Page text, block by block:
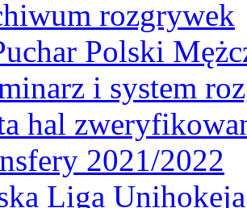
rozgrywek
Polski
i system
hal
2021/2022
Liga Unihokeja